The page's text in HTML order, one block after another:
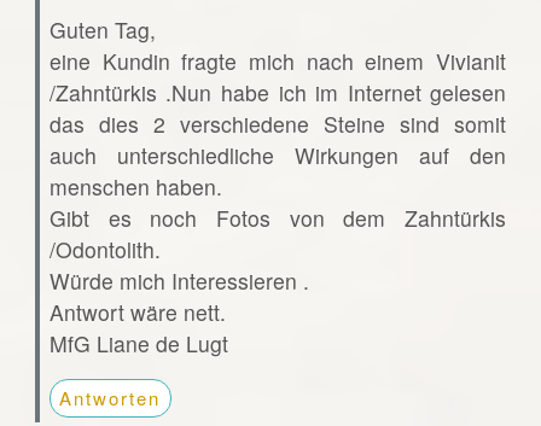
Guten Tag,
eine Kundin fragte mich nach einem Vivianit
/Zahntürkis .Nun habe ich im Internet gelesen
das dies 2 verschiedene Steine sind somit
auch unterschiedliche Wirkungen auf den
menschen haben.
Gibt es noch Fotos von dem Zahntürkis
/Odontolith.
Würde mich Interessieren .
Antwort wäre nett.
MfG Liane de Lugt
Antworten